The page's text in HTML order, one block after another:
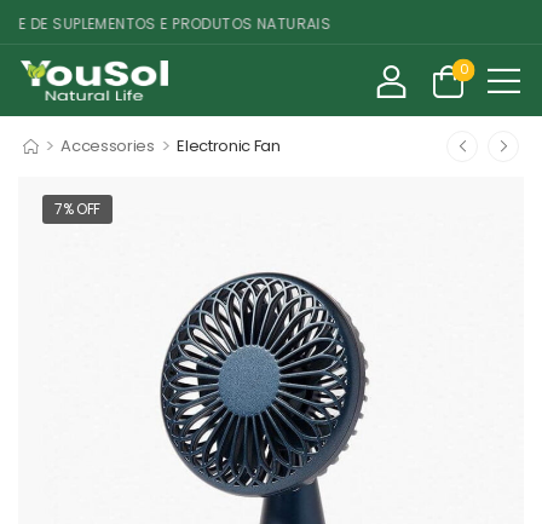
DE SUPLEMENTOS E PRODUTOS NATURAIS
0
> Accessories > Electronic Fan
7% OFF